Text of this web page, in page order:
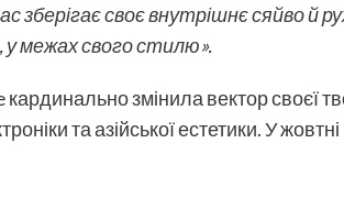
зберігає своє внутрішнє сяйво й
межах свого стилю».
змінила вектор своєї
та азійської естетики. У